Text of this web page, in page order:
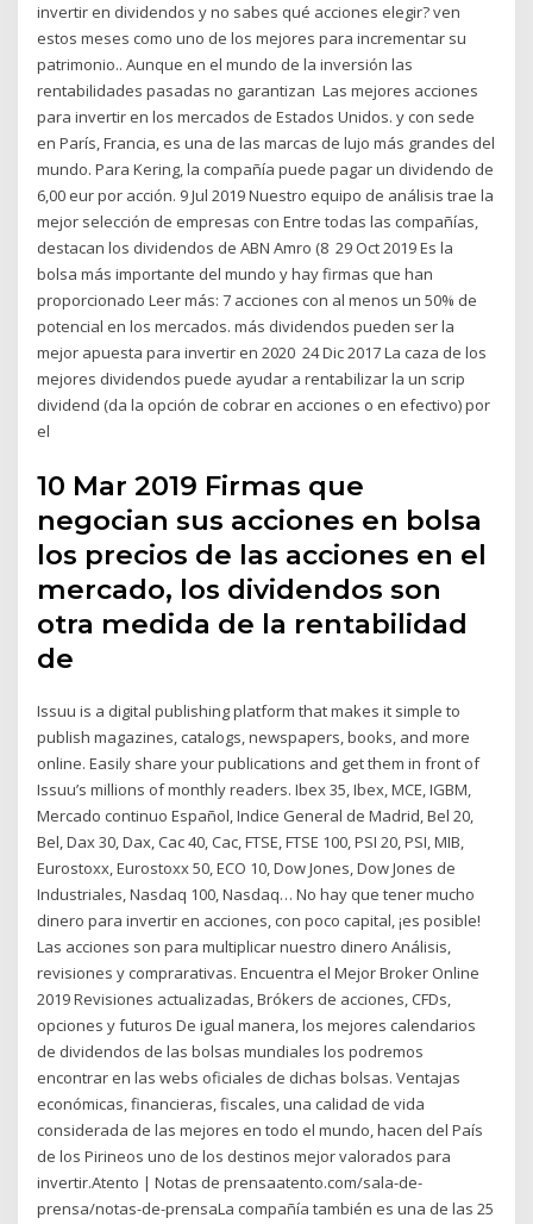
invertir en dividendos y no sabes qué acciones elegir? ven
estos meses como uno de los mejores para incrementar su
patrimonio.. Aunque en el mundo de la inversión las
rentabilidades pasadas no garantizan Las mejores acciones
para invertir en los mercados de Estados Unidos. y con sede
en París, Francia, es una de las marcas de lujo más grandes del
mundo. Para Kering, la compañía puede pagar un dividendo de
6,00 eur por acción. 9 Jul 2019 Nuestro equipo de análisis trae la
mejor selección de empresas con Entre todas las compañías,
destacan los dividendos de ABN Amro (8 29 Oct 2019 Es la
bolsa más importante del mundo y hay firmas que han
proporcionado Leer más: 7 acciones con al menos un 50% de
potencial en los mercados. más dividendos pueden ser la
mejor apuesta para invertir en 2020 24 Dic 2017 La caza de los
mejores dividendos puede ayudar a rentabilizar la un scrip
dividend (da la opción de cobrar en acciones o en efectivo) por
el
10 Mar 2019 Firmas que
negocian sus acciones en bolsa
los precios de las acciones en el
mercado, los dividendos son
otra medida de la rentabilidad
de
Issuu is a digital publishing platform that makes it simple to
publish magazines, catalogs, newspapers, books, and more
online. Easily share your publications and get them in front of
Issuu’s millions of monthly readers. Ibex 35, Ibex, MCE, IGBM,
Mercado continuo Español, Indice General de Madrid, Bel 20,
Bel, Dax 30, Dax, Cac 40, Cac, FTSE, FTSE 100, PSI 20, PSI, MIB,
Eurostoxx, Eurostoxx 50, ECO 10, Dow Jones, Dow Jones de
Industriales, Nasdaq 100, Nasdaq… No hay que tener mucho
dinero para invertir en acciones, con poco capital, ¡es posible!
Las acciones son para multiplicar nuestro dinero Análisis,
revisiones y comprarativas. Encuentra el Mejor Broker Online
2019 Revisiones actualizadas, Brókers de acciones, CFDs,
opciones y futuros De igual manera, los mejores calendarios
de dividendos de las bolsas mundiales los podremos
encontrar en las webs oficiales de dichas bolsas. Ventajas
económicas, financieras, fiscales, una calidad de vida
considerada de las mejores en todo el mundo, hacen del País
de los Pirineos uno de los destinos mejor valorados para
invertir.Atento | Notas de prensaatento.com/sala-de-
prensa/notas-de-prensaLa compañía también es una de las 25